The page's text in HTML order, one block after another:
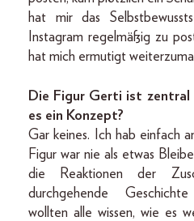
hat mir das
Instagram regelmäßig zu
hat mich ermutigt
Die Figur Gerti ist zentral
es ein Konzept?
Gar keines. Ich hab einfach
Figur war nie als etwas
die Reaktionen der
durchgehende
wollten alle wissen, wie es